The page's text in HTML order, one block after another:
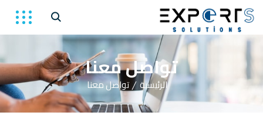
تواصل معنا
الرئيسية تواصل معنا